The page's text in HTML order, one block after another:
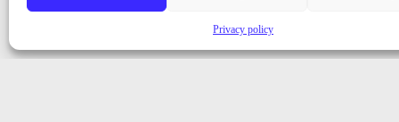
Privacy policy